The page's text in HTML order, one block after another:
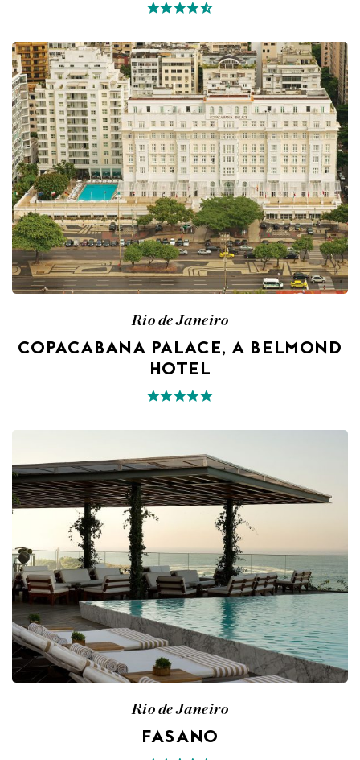
Rio de Janeiro
COPACABANA PALACE, A BELMOND
HOTEL
Rio de Janeiro
FASANO